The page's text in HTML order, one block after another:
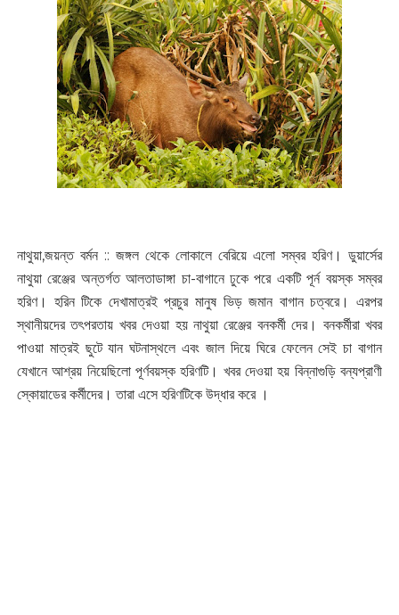
নাথুয়া,জয়ন্ত বর্মন :: জঙ্গল থেকে লোকালে বেরিয়ে এলো সম্বর হরিণ। ডুয়ার্সের
নাথুয়া রেঞ্জের অন্তর্গত আলতাডাঙ্গা চা-বাগানে ঢুকে পরে একটি পূর্ন বয়স্ক সম্বর
হরিণ। হরিন টিকে দেখামাত্রই প্রচুর মানুষ ভিড় জমান বাগান চত্বরে। এরপর
স্থানীয়দের তৎপরতায় খবর দেওয়া হয় নাথুয়া রেঞ্জের বনকর্মী দের। বনকর্মীরা খবর
পাওয়া মাত্রই ছুটে যান ঘটনাস্থলে এবং জাল দিয়ে ঘিরে ফেলেন সেই চা বাগান
যেখানে আশ্রয় নিয়েছিলো পূর্ণবয়স্ক হরিণটি। খবর দেওয়া হয় বিন্নাগুড়ি বন্যপ্রাণী
স্কোয়াডের কর্মীদের। তারা এসে হরিণটিকে উদ্ধার করে ।